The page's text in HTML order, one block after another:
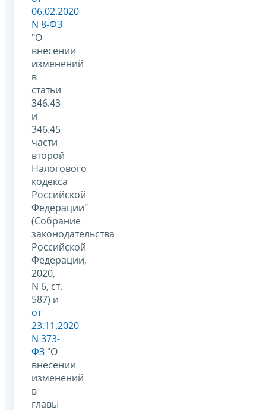
06.02.2020
N 8-ФЗ
"О
внесении
изменений
в
статьи
346.43
и
346.45
части
второй
Налогового
кодекса
Российской
Федерации"
(Собрание
законодательства
Российской
Федерации,
2020,
N 6, ст.
587) и
от
23.11.2020
N 373-
ФЗ "О
внесении
изменений
в
главы